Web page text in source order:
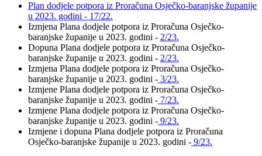
Plan dodjele potpora iz Proračuna Osječko-baranjske županije
u 2023. godini - 17/22.
Izmjena Plana dodjele potpora iz Proračuna Osječko-
baranjske županije u 2023. godini - 2/23.
Dopuna Plana dodjele potpora iz Proračuna Osječko-
baranjske županije u 2023. godini - 2/23.
Izmjena Plana dodjele potpora iz Proračuna Osječko-
baranjske županije u 2023. godini - 3/23.
Izmjene Plana dodjele potpora iz Proračuna Osječko-
baranjske županije u 2023. godini - 7/23.
Izmjene Plana dodjele potpora iz Proračuna Osječko-
baranjske županije u 2023. godini - 9/23.
Izmjene i dopuna Plana dodjele potpora iz Proračuna
Osječko-baranjske županije u 2023. godini - 9/23.